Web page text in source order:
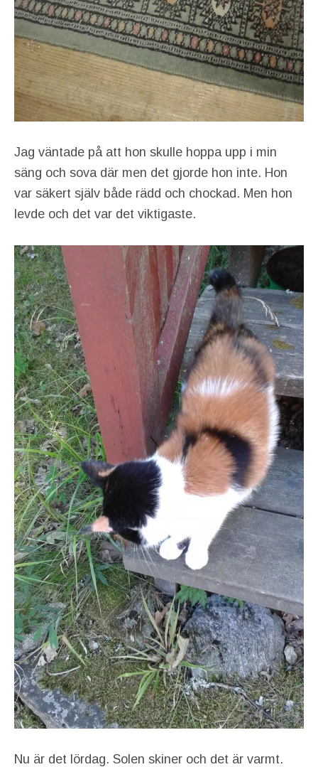
Jag väntade på att hon skulle hoppa upp i min
säng och sova där men det gjorde hon inte. Hon
var säkert själv både rädd och chockad. Men hon
levde och det var det viktigaste.
Nu är det lördag. Solen skiner och det är varmt.